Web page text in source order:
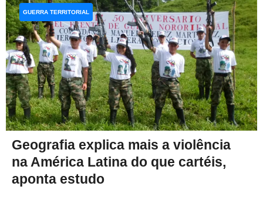
Geografia explica mais a violência
na América Latina do que cartéis,
aponta estudo
GUERRA TERRITORIAL